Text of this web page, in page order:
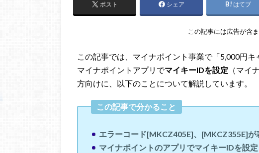
ポスト シェア はてブ
この記事には広告が含
この記事では、マイナポイント事業で「5,000円キ
マイナポイントアプリでマイキーIDを設定 （マイ
方向けに、以下のことについて解説しています。
この記事で分かること
エラーコード[MKCZ405E]、[MKCZ355E]が
マイナポイントのアプリでマイキーIDを設